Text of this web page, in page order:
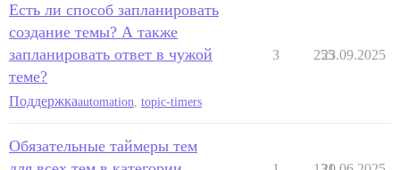
Есть ли способ запланировать
создание темы? А также
запланировать ответ в чужой
теме?
Поддержкаautomation topic-timers
3 255
23.09.2025
Обязательные таймеры тем